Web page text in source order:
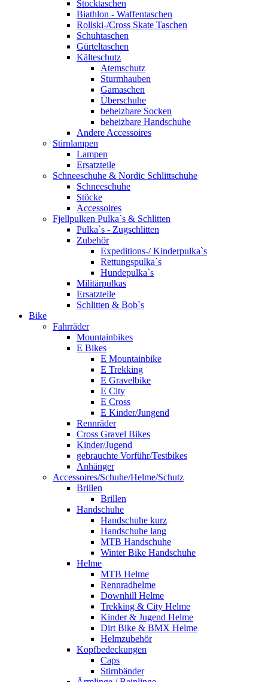
Stocktaschen
Biathlon - Waffentaschen
Rollski-/Cross Skate Taschen
Schuhtaschen
Gürteltaschen
Kälteschutz
Atemschutz
Sturmhauben
Gamaschen
Überschuhe
beheizbare Socken
beheizbare Handschuhe
Andere Accessoires
Stirnlampen
Lampen
Ersatzteile
Schneeschuhe & Nordic Schlittschuhe
Schneeschuhe
Stöcke
Accessoires
Fjellpulken Pulka`s & Schlitten
Pulka`s - Zugschlitten
Zubehör
Expeditions-/ Kinderpulka`s
Rettungspulka`s
Hundepulka`s
Militärpulkas
Ersatzteile
Schlitten & Bob`s
Bike
Fahrräder
Mountainbikes
E Bikes
E Mountainbike
E Trekking
E Gravelbike
E City
E Cross
E Kinder/Jungend
Rennräder
Cross Gravel Bikes
Kinder/Jugend
gebrauchte Vorführ/Testbikes
Anhänger
Accessoires/Schuhe/Helme/Schutz
Brillen
Brillen
Handschuhe
Handschuhe kurz
Handschuhe lang
MTB Handschuhe
Winter Bike Handschuhe
Helme
MTB Helme
Rennradhelme
Downhill Helme
Trekking & City Helme
Kinder & Jugend Helme
Dirt Bike & BMX Helme
Helmzubehör
Kopfbedeckungen
Caps
Stirnbänder